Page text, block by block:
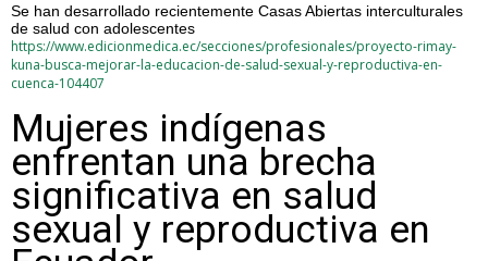
Se han desarrollado recientemente Casas Abiertas interculturales
de salud con adolescentes
https://www.edicionmedica.ec/secciones/profesionales/proyecto-rimay-
kuna-busca-mejorar-la-educacion-de-salud-sexual-y-reproductiva-en-
cuenca-104407
Mujeres indígenas
enfrentan una brecha
significativa en salud
sexual y reproductiva en